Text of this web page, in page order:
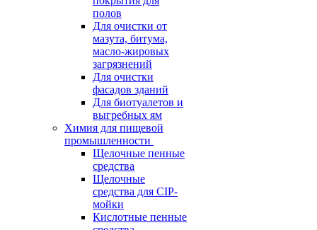
полов
Для очистки от
мазута, битума,
масло-жировых
загрязнений
Для очистки
фасадов зданий
Для биотуалетов и
выгребных ям
Химия для пищевой
промышленности
Щелочные пенные
средства
Щелочные
средства для CIP-
мойки
Кислотные пенные